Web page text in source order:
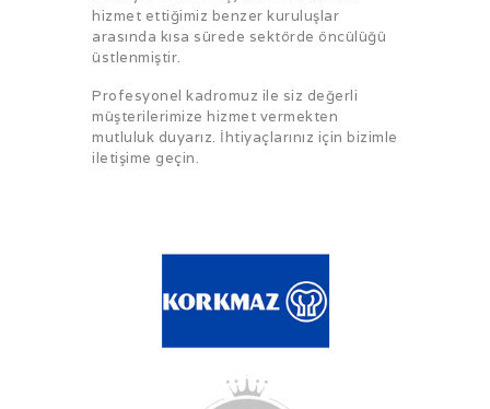
hizmet ettiğimiz benzer kuruluşlar
arasında kısa sürede sektörde öncülüğü
üstlenmiştir.
Profesyonel kadromuz ile siz değerli
müşterilerimize hizmet vermekten
mutluluk duyarız. İhtiyaçlarınız için bizimle
iletişime geçin.